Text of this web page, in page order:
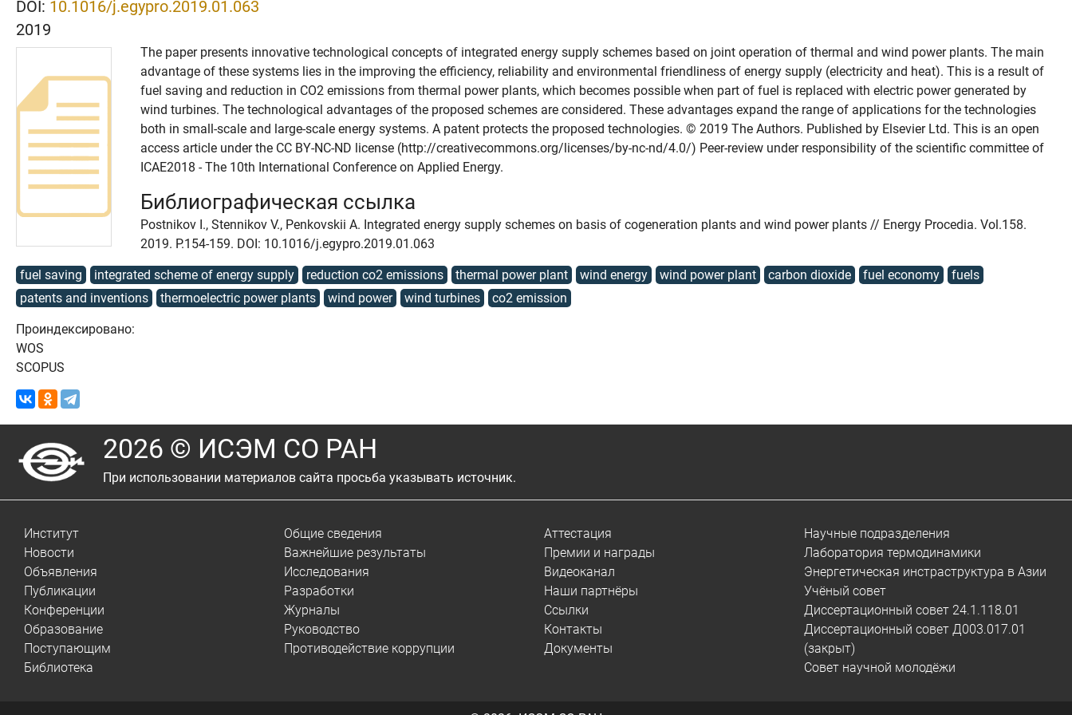
DOI: 10.1016/j.egypro.2019.01.063
2019
The paper presents innovative technological concepts of integrated energy supply schemes based on joint operation of thermal and wind power plants. The main
advantage of these systems lies in the improving the efficiency, reliability and environmental friendliness of energy supply (electricity and heat). This is a result of
fuel saving and reduction in CO2 emissions from thermal power plants, which becomes possible when part of fuel is replaced with electric power generated by
wind turbines. The technological advantages of the proposed schemes are considered. These advantages expand the range of applications for the technologies
both in small-scale and large-scale energy systems. A patent protects the proposed technologies. © 2019 The Authors. Published by Elsevier Ltd. This is an open
access article under the CC BY-NC-ND license (http://creativecommons.org/licenses/by-nc-nd/4.0/) Peer-review under responsibility of the scientific committee of
ICAE2018 - The 10th International Conference on Applied Energy.
Библиографическая ссылка
Postnikov I., Stennikov V., Penkovskii A. Integrated energy supply schemes on basis of cogeneration plants and wind power plants // Energy Procedia. Vol.158.
2019. P.154-159. DOI: 10.1016/j.egypro.2019.01.063
fuel saving integrated scheme of energy supply reduction co2 emissions thermal power plant wind energy wind power plant carbon dioxide fuel economy
fuels
patents and inventions
thermoelectric power plants wind power wind turbines co2 emission
Проиндексировано:
WOS
SCOPUS
2026 © ИСЭМ СО РАН
При использовании материалов сайта просьба указывать источник.
Институт
Новости
Объявления
Публикации
Конференции
Образование
Поступающим
Библиотека
Общие сведения
Важнейшие результаты
Исследования
Разработки
Журналы
Руководство
Противодействие коррупции
Аттестация
Премии и награды
Видеоканал
Наши партнёры
Ссылки
Контакты
Документы
Научные подразделения
Лаборатория термодинамики
Энергетическая инстраструктура в Азии
Учёный совет
Диссертационный совет 24.1.118.01
Диссертационный совет Д003.017.01
(закрыт)
Совет научной молодёжи